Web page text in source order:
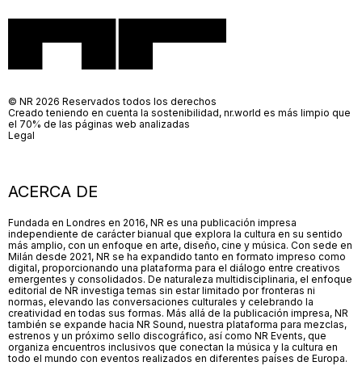
ACERCA DE
Fundada en Londres en 2016, NR es una publicación impresa
independiente de carácter bianual que explora la cultura en su sentido
más amplio, con un enfoque en arte, diseño, cine y música. Con sede en
Milán desde 2021, NR se ha expandido tanto en formato impreso como
digital, proporcionando una plataforma para el diálogo entre creativos
emergentes y consolidados. De naturaleza multidisciplinaria, el enfoque
editorial de NR investiga temas sin estar limitado por fronteras ni
normas, elevando las conversaciones culturales y celebrando la
creatividad en todas sus formas. Más allá de la publicación impresa, NR
también se expande hacia NR Sound, nuestra plataforma para mezclas,
estrenos y un próximo sello discográfico, así como NR Events, que
organiza encuentros inclusivos que conectan la música y la cultura en
todo el mundo con eventos realizados en diferentes países de Europa.
© NR 2026 Reservados todos los derechos
Creado teniendo en cuenta la sostenibilidad, nr.world es más limpio que
el 70% de las páginas web analizadas
Legal